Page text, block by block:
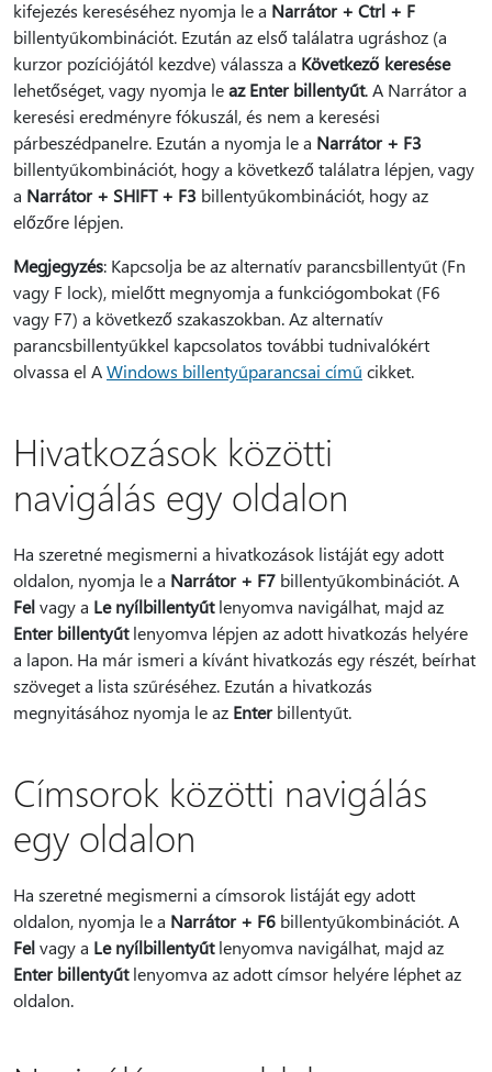
kifejezés kereséséhez nyomja le a Narrátor + Ctrl + F
billentyűkombinációt. Ezután az első találatra ugráshoz (a
kurzor pozíciójától kezdve) válassza a Következő keresése
lehetőséget, vagy nyomja leaz Enter billentyűt. A Narrátor a
keresési eredményre fókuszál, és nem a keresési
párbeszédpanelre. Ezután a nyomja le a Narrátor + F3
billentyűkombinációt, hogy a következő találatra lépjen, vagy
a Narrátor + SHIFT + F3 billentyűkombinációt, hogy az
előzőre lépjen.
Megjegyzés: Kapcsolja be az alternatív parancsbillentyűt (Fn
vagy F lock), mielőtt megnyomja a funkciógombokat (F6
vagy F7) a következő szakaszokban. Az alternatív
parancsbillentyűkkel kapcsolatos további tudnivalókért
olvassa el AWindows billentyűparancsai című cikket.
Hivatkozások közötti
navigálás egy oldalon
Ha szeretné megismerni a hivatkozások listáját egy adott
oldalon, nyomja le a Narrátor + F7 billentyűkombinációt. A
Felvagy a Le nyílbillentyűtlenyomva navigálhat, majd az
Enter billentyűtlenyomva lépjen az adott hivatkozás helyére
a lapon. Ha már ismeri a kívánt hivatkozás egy részét, beírhat
szöveget a lista szűréséhez. Ezután a hivatkozás
megnyitásához nyomja le az Enterbillentyűt.
Címsorok közötti navigálás
egy oldalon
Ha szeretné megismerni a címsorok listáját egy adott
oldalon, nyomja le a Narrátor + F6 billentyűkombinációt. A
Felvagy a Le nyílbillentyűtlenyomva navigálhat, majd az
Enter billentyűtlenyomva az adott címsor helyére léphet az
oldalon.